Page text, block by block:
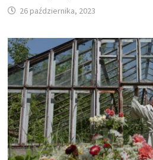
26 października, 2023